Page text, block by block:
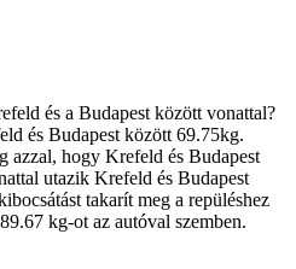
és a Budapest között vonattal?
és Budapest között 69.75kg.
azzal, hogy Krefeld és Budapest
utazik Krefeld és Budapest
takarít meg a repüléshez
kg-ot az autóval szemben.